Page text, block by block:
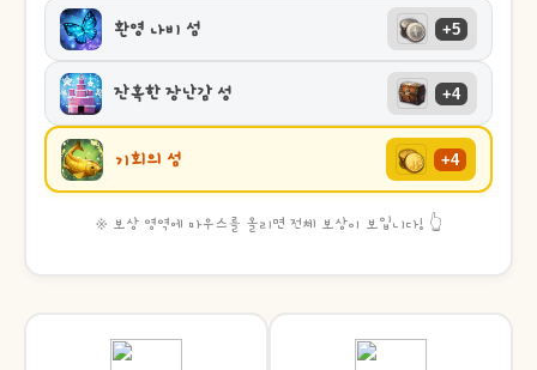
환영 나비 섬 +5
잔혹한 장난감 성 +4
기회의 섬 +4
※ 보상 영역에 마우스를 올리면 전체 보상이 보입니다! 👆